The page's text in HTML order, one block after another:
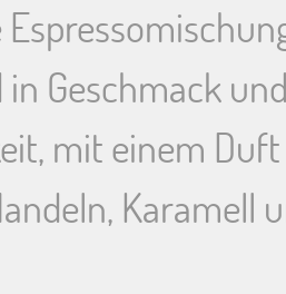
Geschmack und
mit einem
Karamell